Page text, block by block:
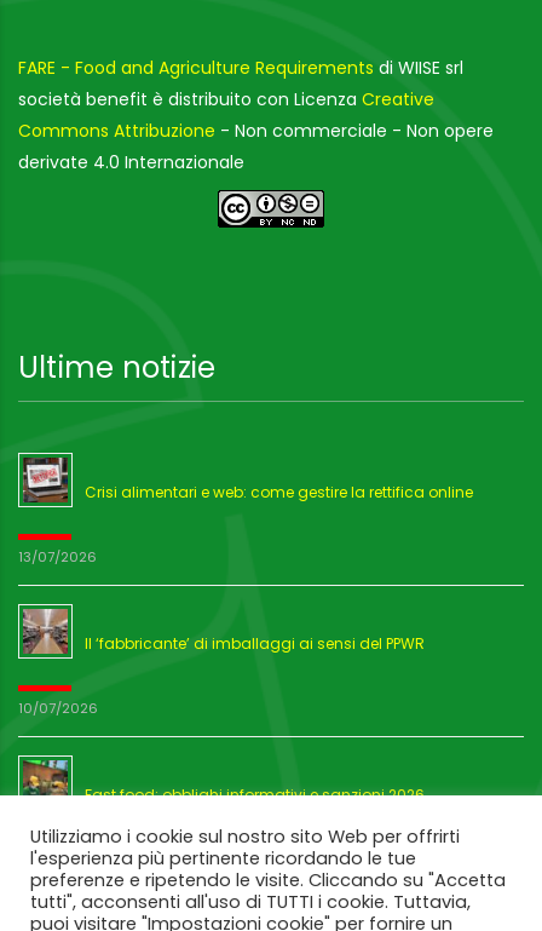
FARE - Food and Agriculture Requirements di WIISE srl
società benefit è distribuito con Licenza Creative
Commons Attribuzione - Non commerciale - Non opere
derivate 4.0 Internazionale
Ultime notizie
Crisi alimentari e web: come gestire la rettifica online
13/07/2026
Il ‘fabbricante’ di imballaggi ai sensi del PPWR
10/07/2026
Fast food: obblighi informativi e sanzioni 2026
03/07/2026
Utilizziamo i cookie sul nostro sito Web per offrirti
l'esperienza più pertinente ricordando le tue
preferenze e ripetendo le visite. Cliccando su "Accetta
tutti", acconsenti all'uso di TUTTI i cookie. Tuttavia,
puoi visitare "Impostazioni cookie" per fornire un